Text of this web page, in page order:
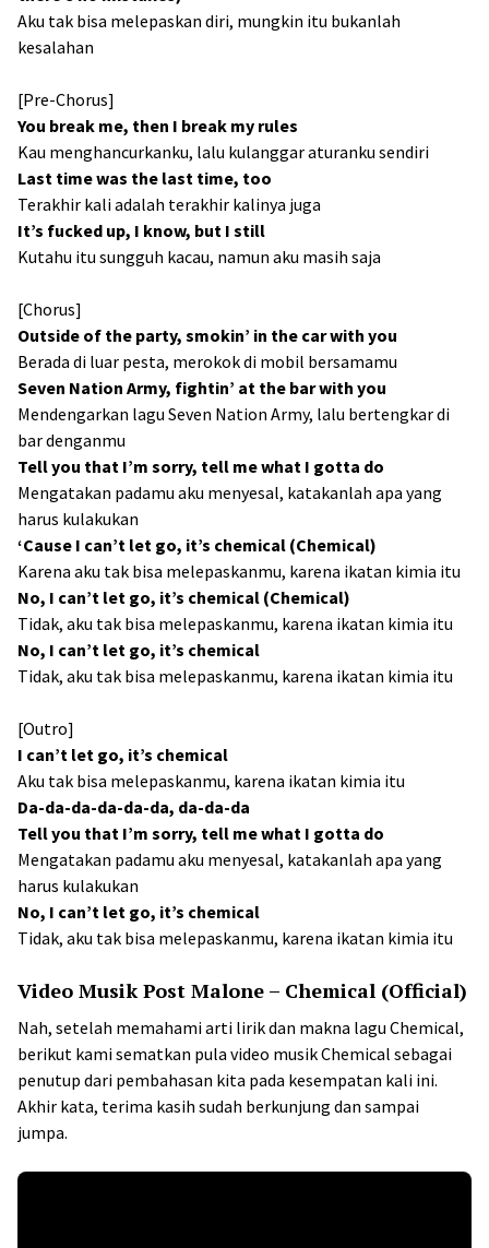
Aku tak bisa melepaskan diri, mungkin itu bukanlah
kesalahan
[Pre-Chorus]
You break me, then I break my rules
Kau menghancurkanku, lalu kulanggar aturanku sendiri
Last time was the last time, too
Terakhir kali adalah terakhir kalinya juga
It’s fucked up, I know, but I still
Kutahu itu sungguh kacau, namun aku masih saja
[Chorus]
Outside of the party, smokin’ in the car with you
Berada di luar pesta, merokok di mobil bersamamu
Seven Nation Army, fightin’ at the bar with you
Mendengarkan lagu Seven Nation Army, lalu bertengkar di
bar denganmu
Tell you that I’m sorry, tell me what I gotta do
Mengatakan padamu aku menyesal, katakanlah apa yang
harus kulakukan
‘Cause I can’t let go, it’s chemical (Chemical)
Karena aku tak bisa melepaskanmu, karena ikatan kimia itu
No, I can’t let go, it’s chemical (Chemical)
Tidak, aku tak bisa melepaskanmu, karena ikatan kimia itu
No, I can’t let go, it’s chemical
Tidak, aku tak bisa melepaskanmu, karena ikatan kimia itu
[Outro]
I can’t let go, it’s chemical
Aku tak bisa melepaskanmu, karena ikatan kimia itu
Da-da-da-da-da-da, da-da-da
Tell you that I’m sorry, tell me what I gotta do
Mengatakan padamu aku menyesal, katakanlah apa yang
harus kulakukan
No, I can’t let go, it’s chemical
Tidak, aku tak bisa melepaskanmu, karena ikatan kimia itu
Video Musik Post Malone – Chemical (Official)
Nah, setelah memahami arti lirik dan makna lagu Chemical,
berikut kami sematkan pula video musik Chemical sebagai
penutup dari pembahasan kita pada kesempatan kali ini.
Akhir kata, terima kasih sudah berkunjung dan sampai
jumpa.